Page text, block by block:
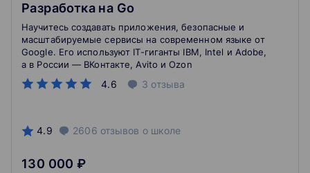
Разработка на Go
4.6 3 отзыва
Научитесь создавать приложения, безопасные и
масштабируемые сервисы на современном языке от
Google. Его используют IT-гиганты IBM, Intel и Adobe,
а в России — ВКонтакте, Avito и Ozon
4.9 2606 отзывов о школе
130 000 ₽